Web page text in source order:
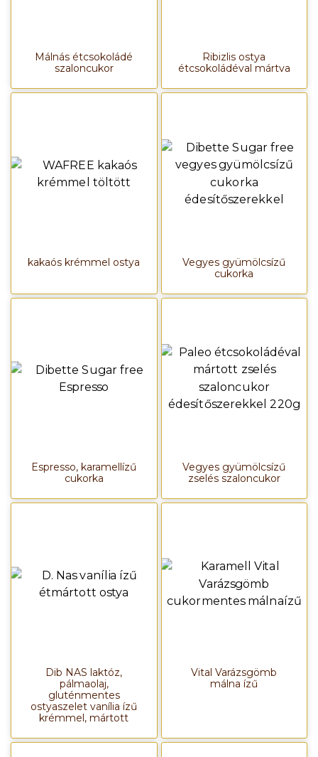
Málnás étcsokoládé
szaloncukor
Ribizlis ostya
étcsokoládéval mártva
kakaós krémmel ostya
Vegyes gyümölcsízű
cukorka
Espresso, karamellízű
cukorka
Vegyes gyümölcsízű
zselés szaloncukor
Dib NAS laktóz,
pálmaolaj,
gluténmentes
ostyaszelet vanília ízű
krémmel, mártott
Vital Varázsgömb
málna ízű